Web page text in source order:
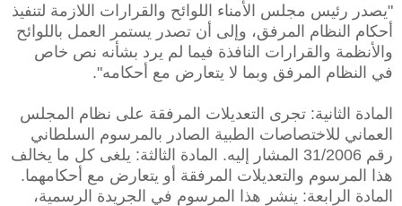
"يصدر رئيس مجلس الأمناء اللوائح والقرارات اللازمة لتنفيذ
أحكام النظام المرفق، وإلى أن تصدر يستمر العمل باللوائح
والأنظمة والقرارات النافذة فيما لم يرد بشأنه نص خاص
في النظام المرفق وبما لا يتعارض مع أحكامه".
المادة الثانية: تجرى التعديلات المرفقة على نظام المجلس
العماني للاختصاصات الطبية الصادر بالمرسوم السلطاني
رقم 31/2006 المشار إليه. المادة الثالثة: يلغى كل ما يخالف
هذا المرسوم والتعديلات المرفقة أو يتعارض مع أحكامهما.
المادة الرابعة: ينشر هذا المرسوم في الجريدة الرسمية،